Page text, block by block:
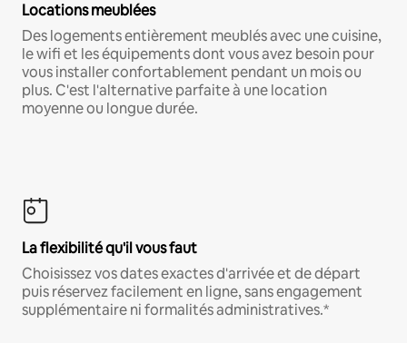
Locations meublées
Des logements entièrement meublés avec une cuisine,
le wifi et les équipements dont vous avez besoin pour
vous installer confortablement pendant un mois ou
plus. C'est l'alternative parfaite à une location
moyenne ou longue durée.
La flexibilité qu'il vous faut
Choisissez vos dates exactes d'arrivée et de départ
puis réservez facilement en ligne, sans engagement
supplémentaire ni formalités administratives.*